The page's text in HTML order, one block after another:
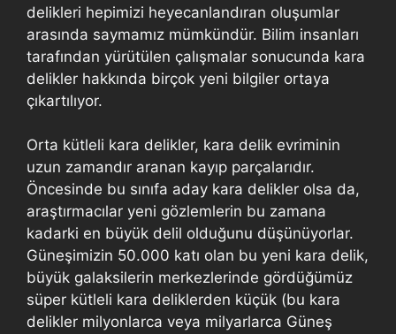
delikleri hepimizi heyecanlandıran oluşumlar
arasında saymamız mümkündür. Bilim insanları
tarafından yürütülen çalışmalar sonucunda kara
delikler hakkında birçok yeni bilgiler ortaya
çıkartılıyor.
Orta kütleli kara delikler, kara delik evriminin
uzun zamandır aranan kayıp parçalarıdır.
Öncesinde bu sınıfa aday kara delikler olsa da,
araştırmacılar yeni gözlemlerin bu zamana
kadarki en büyük delil olduğunu düşünüyorlar.
Güneşimizin 50.000 katı olan bu yeni kara delik,
büyük galaksilerin merkezlerinde gördüğümüz
süper kütleli kara deliklerden küçük (bu kara
delikler milyonlarca veya milyarlarca Güneş